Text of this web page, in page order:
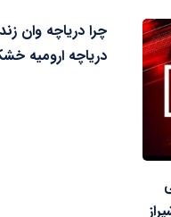
چرا دریاچه وان
دریاچه ارومیه